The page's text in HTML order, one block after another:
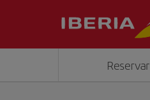
Reservar